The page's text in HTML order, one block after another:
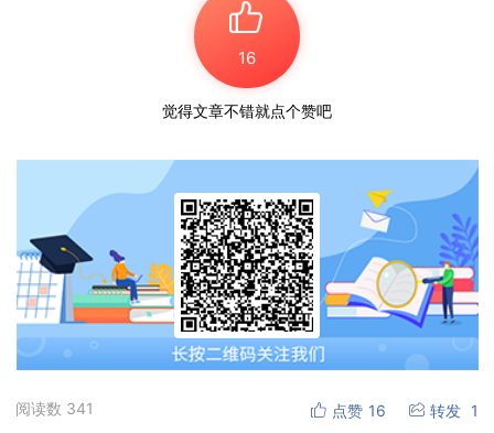
16
觉得文章不错就点个赞吧
阅读数 341 点赞 16 转发 1